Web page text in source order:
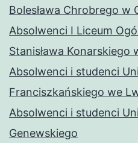
Bolesława Chrobrego w
Absolwenci I Liceum
Stanisława Konarskiego
Absolwenci i studenci
Franciszkańskiego we
Absolwenci i studenci
Genewskiego